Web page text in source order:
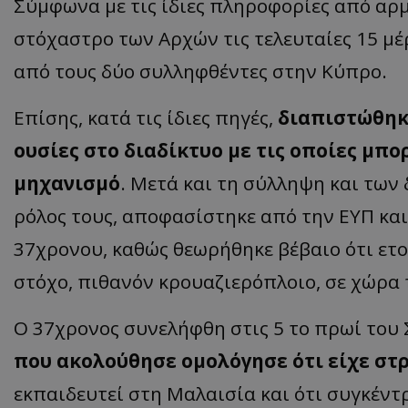
Σύμφωνα με τις ίδιες πληροφορίες από
στόχαστρο των Αρχών τις τελευταίες 15
από τους δύο συλληφθέντες στην Κύπρο.
Επίσης, κατά τις ίδιες πηγές,
ουσίες στο διαδίκτυο με τις οποίες
μηχανισμό. Μετά και τη σύλληψη και
ρόλος τους, αποφασίστηκε από την ΕΥΠ
37χρονου, καθώς θεωρήθηκε βέβαιο ότι
στόχο, πιθανόν κρουαζιερόπλοιο, σε
Ο 37χρονος συνελήφθη στις 5 το πρωί του
που ακολούθησε ομολόγησε ότι είχε
εκπαιδευτεί στη Μαλαισία και ότι
ASP.NET_SessionId
msToken